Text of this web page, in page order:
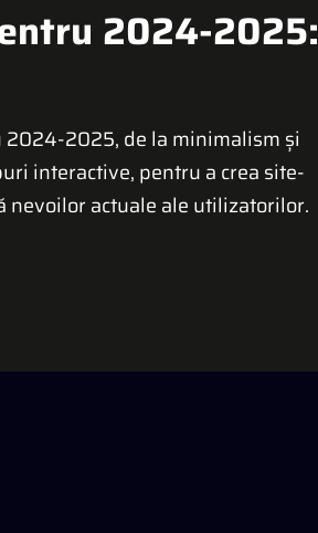
2024-2025:
2025, de la minimalism și
interactive, pentru a crea site-
nevoilor actuale ale utilizatorilor.